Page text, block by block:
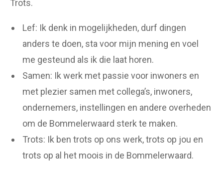
Trots.
Lef: Ik denk in mogelijkheden, durf dingen
anders te doen, sta voor mijn mening en voel
me gesteund als ik die laat horen.
Samen: Ik werk met passie voor inwoners en
met plezier samen met collega’s, inwoners,
ondernemers, instellingen en andere overheden
om de Bommelerwaard sterk te maken.
Trots: Ik ben trots op ons werk, trots op jou en
trots op al het moois in de Bommelerwaard.